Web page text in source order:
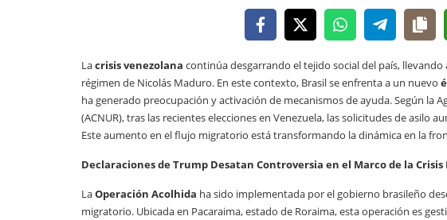
Lacrisis venezolana continúa desgarrando el tejido social del país,
régimen de Nicolás Maduro. En este contexto, Brasil se enfrenta a un nuevo
ha generado preocupación y activación de mecanismos de ayuda. Según la
(ACNUR), tras las recientes elecciones en Venezuela, las solicitudes de asilo
Este aumento en el flujo migratorio está transformando la dinámica en la
Declaraciones de Trump Desatan Controversia en el Marco de la
LaOperación Acolhida ha sido implementada por el gobierno brasileño
migratorio. Ubicada en Pacaraima, estado de Roraima, esta operación es